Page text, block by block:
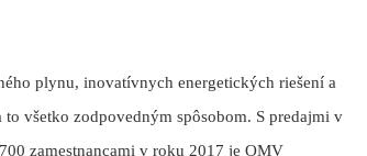
plynu, inovatívnych energetických riešení a
všetko zodpovedným spôsobom. S predajmi v
zamestnancami v roku 2017 je OMV